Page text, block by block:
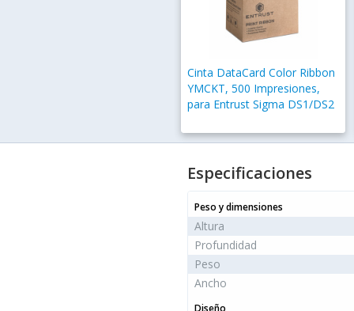
Cinta DataCard Color Ribbon
YMCKT, 500 Impresiones,
para Entrust Sigma DS1/DS2
Especificaciones
Peso y dimensiones
Altura
Profundidad
Peso
Ancho